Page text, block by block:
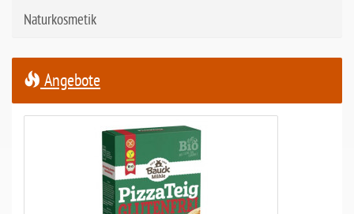
Naturkosmetik
Angebote